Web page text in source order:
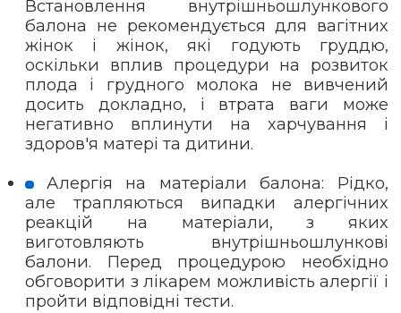
Встановлення внутрішньошлункового
балона не рекомендується для вагітних
жінок і жінок, які годують груддю,
оскільки вплив процедури на розвиток
плода і грудного молока не вивчений
досить докладно, і втрата ваги може
негативно вплинути на харчування і
здоров'я матері та дитини.
Алергія на матеріали балона: Рідко,
але трапляються випадки алергічних
реакцій на матеріали, з яких
виготовляють внутрішньошлункові
балони. Перед процедурою необхідно
обговорити з лікарем можливість алергії і
пройти відповідні тести.